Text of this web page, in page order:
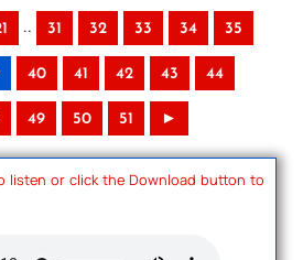
.. 31 32 33 34 35
40 41 42 43 44
49 50 51 ►
listen or click the Download button to